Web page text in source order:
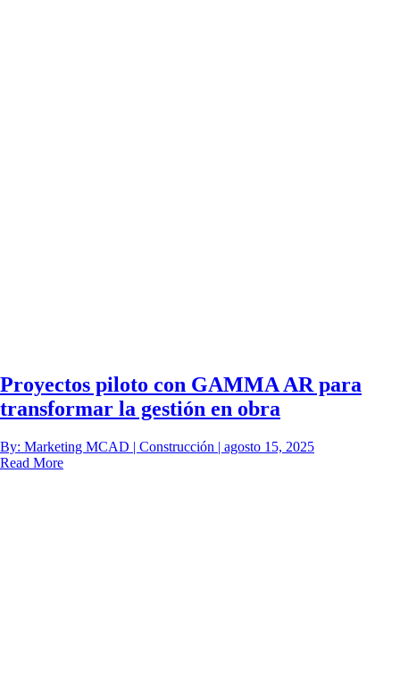
Proyectos piloto con GAMMA AR para
transformar la gestión en obra
By: Marketing MCAD | Construcción | agosto 15, 2025
Read More